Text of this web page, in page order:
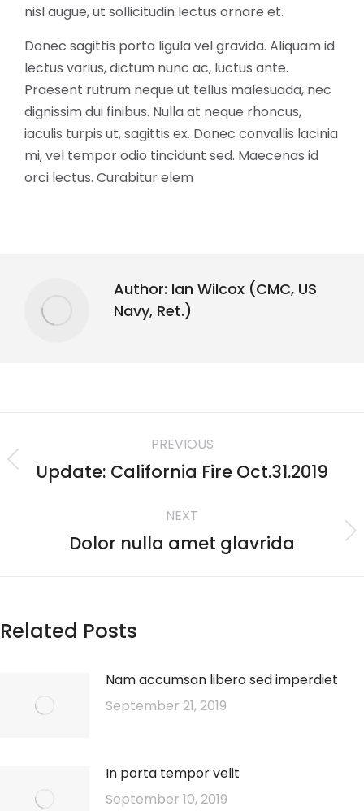
nisl augue, ut sollicitudin lectus ornare et.
Donec sagittis porta ligula vel gravida. Aliquam id
lectus varius, dictum nunc ac, luctus ante.
Praesent rutrum neque ut tellus malesuada, nec
dignissim dui finibus. Nulla at neque rhoncus,
iaculis turpis ut, sagittis ex. Donec convallis lacinia
mi, vel tempor odio tincidunt sed. Maecenas id
orci lectus. Curabitur elem
Author: Ian Wilcox (CMC, US
Navy, Ret.)
PREVIOUS
Update: California Fire Oct.31.2019
NEXT
Dolor nulla amet glavrida
Related Posts
Nam accumsan libero sed imperdiet
September 21, 2019
In porta tempor velit
September 10, 2019